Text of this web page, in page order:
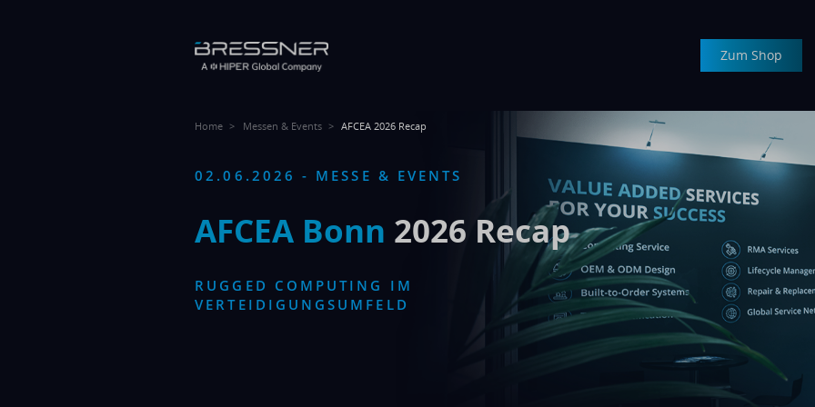
Produkte
Industrie PCs
Display-Lösungen
HPC-Lösungen
Zum Shop
Home Messen & Events AFCEA 2026 Recap
02.06.2026 - MESSE & EVENTS
AFCEA Bonn 2026 Recap
RUGGED COMPUTING IM
VERTEIDIGUNGSUMFELD